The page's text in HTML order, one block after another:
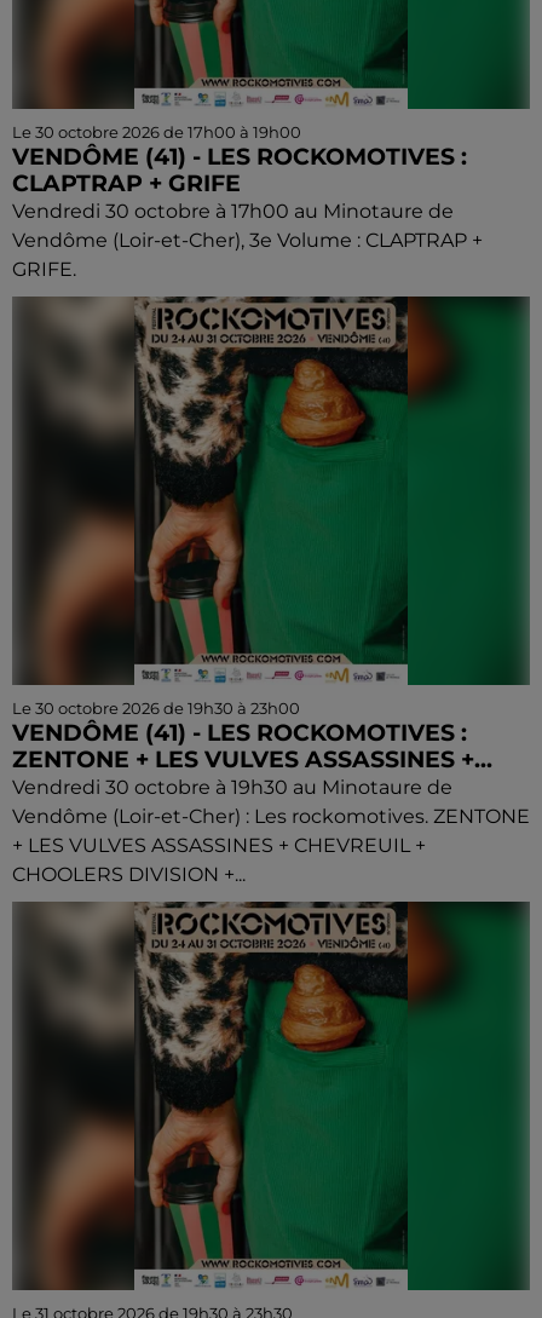
Le 30 octobre 2026 de 17h00 à 19h00
VENDÔME (41) - LES ROCKOMOTIVES :
CLAPTRAP + GRIFE
Vendredi 30 octobre à 17h00 au Minotaure de
Vendôme (Loir-et-Cher), 3e Volume : CLAPTRAP +
GRIFE.
Le 30 octobre 2026 de 19h30 à 23h00
VENDÔME (41) - LES ROCKOMOTIVES :
ZENTONE + LES VULVES ASSASSINES +...
Vendredi 30 octobre à 19h30 au Minotaure de
Vendôme (Loir-et-Cher) : Les rockomotives. ZENTONE
+ LES VULVES ASSASSINES + CHEVREUIL +
CHOOLERS DIVISION +...
Le 31 octobre 2026 de 19h30 à 23h30